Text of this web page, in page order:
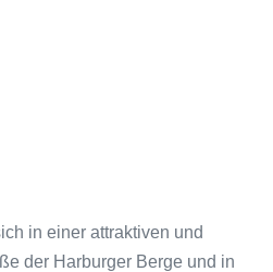
in einer attraktiven und
der Harburger Berge und in